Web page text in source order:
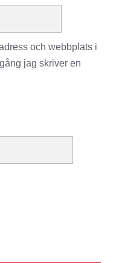
och webbplats i
jag skriver en